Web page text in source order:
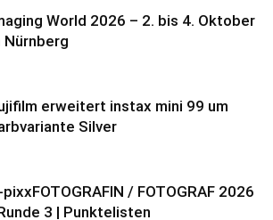
World 2026 – 2. bis 4. Oktober
Nürnberg
erweitert instax mini 99 um
Silver
pixxFOTOGRAFIN / FOTOGRAF 2026
3 | Punktelisten